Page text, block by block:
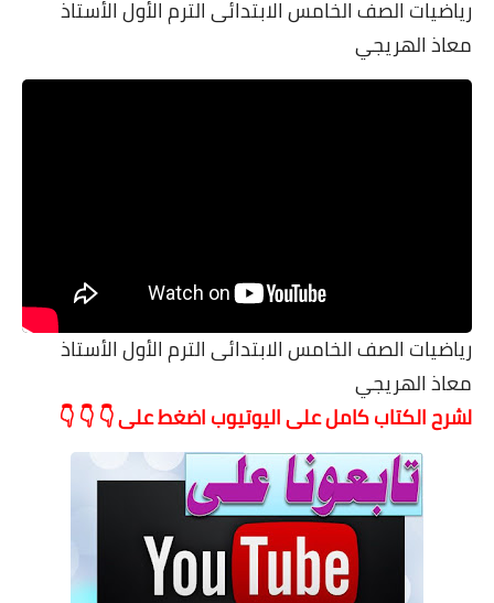
رياضيات الصف الخامس الابتدائى الترم الأول الأستاذ
معاذ الهريجي
رياضيات الصف الخامس الابتدائى الترم الأول الأستاذ
معاذ الهريجي
لشرح الكتاب كامل على اليوتيوب اضغط على 👇 👇 👇